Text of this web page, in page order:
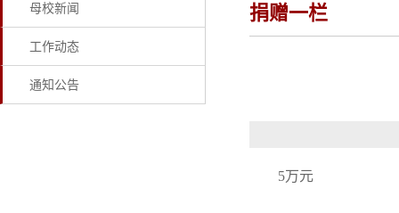
母校新闻
工作动态
通知公告
捐赠一栏
5万元